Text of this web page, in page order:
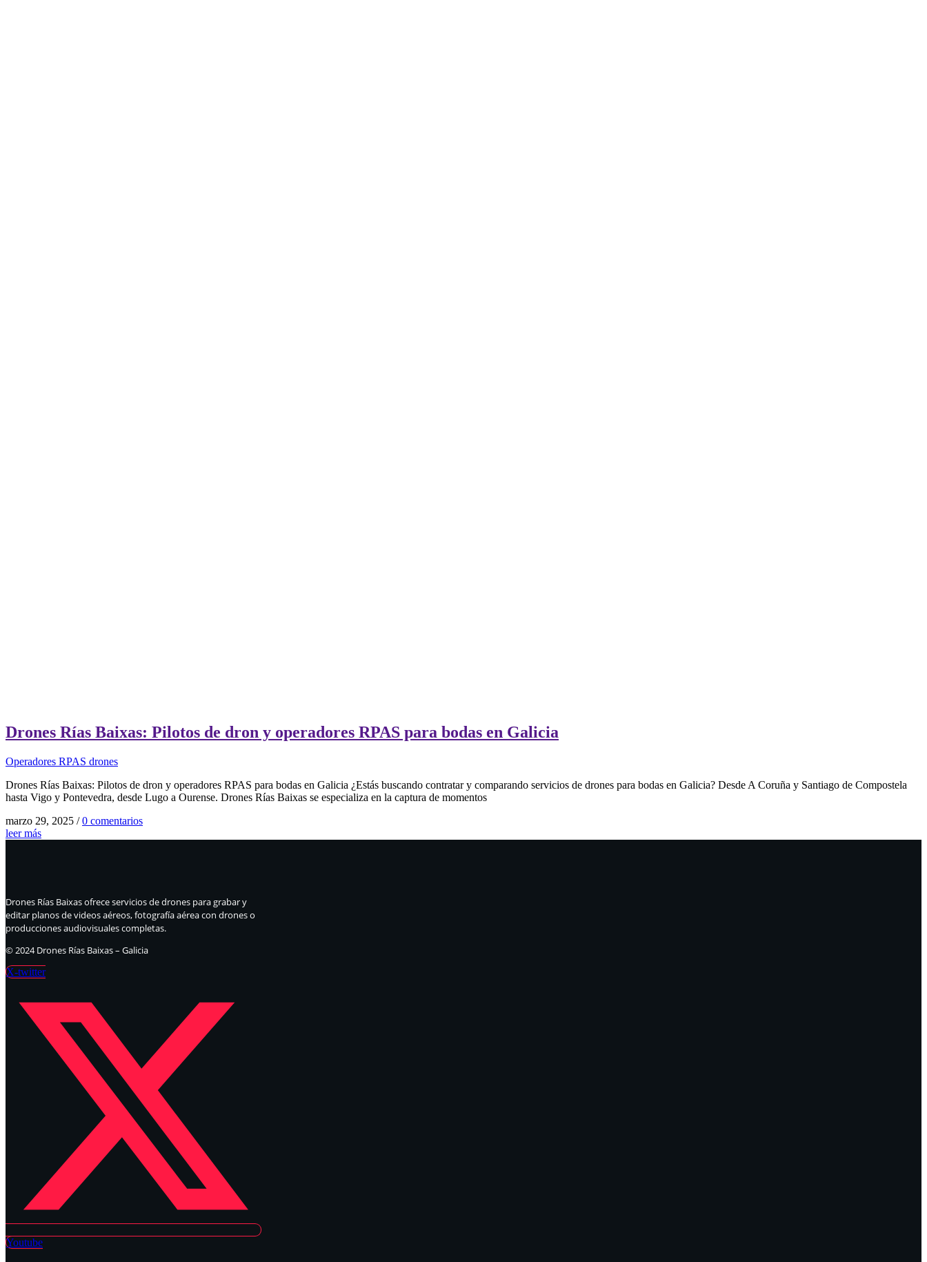
Drones Rías Baixas: Pilotos de dron y operadores RPAS para bodas en Galicia
Operadores RPAS drones
Drones Rías Baixas: Pilotos de dron y operadores RPAS para bodas en Galicia ¿Estás buscando contratar y comparando servicios de drones para bodas en Galicia? Desde A Coruña y Santiago de Compostela
hasta Vigo y Pontevedra, desde Lugo a Ourense. Drones Rías Baixas se especializa en la captura de momentos
marzo 29, 2025 / 0 comentarios
leer más
Drones Rías Baixas ofrece servicios de drones para grabar y
editar planos de videos aéreos, fotografía aérea con drones o
producciones audiovisuales completas.
© 2024 Drones Rías Baixas – Galicia
X-twitter
Youtube